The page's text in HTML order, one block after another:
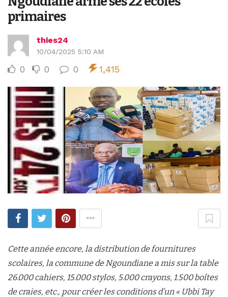
primaires
thies24
10/04/2025 5:10 AM
0 0 0 1,415
Cette année encore, la distribution de fournitures
scolaires, la commune de Ngoundiane a mis sur la table
26.000 cahiers, 15.000 stylos, 5.000 crayons, 1.500 boîtes
de craies, etc., pour créer les conditions d’un « Ubbi Tay